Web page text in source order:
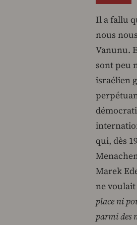
Il a fallu
nous
Vanunu.
sont peu
israélien
qui, dès
Marek
ne
place ni
parmi des